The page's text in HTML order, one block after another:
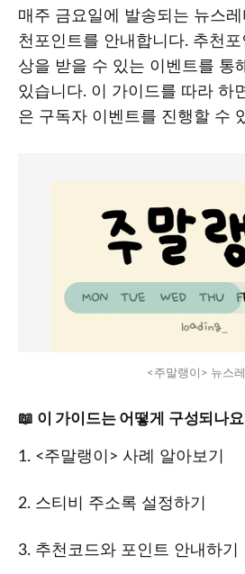
매주 금요일에 발송되는 뉴스
천포인트를 안내합니다. 추천
상을 받을 수 있는 이벤트를 통
있습니다. 이 가이드를 따라 하
은 구독자 이벤트를 진행할 수
<주말랭이> 뉴스
📖 이 가이드는 어떻게 구성되나요
1. <주말랭이> 사례 알아보기
2. 스티비 주소록 설정하기
3. 추천코드와 포인트 안내하기